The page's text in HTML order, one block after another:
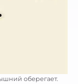
оберегает.